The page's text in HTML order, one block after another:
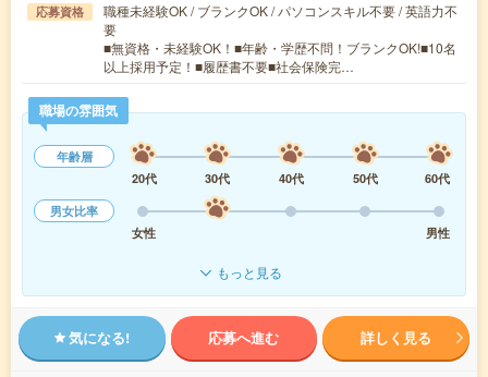
応募資格
職種未経験OK / ブランクOK / パソコンスキル不要 / 英語力不
要
■無資格・未経験OK！■年齢・学歴不問！ブランクOK!■10名
以上採用予定！■履歴書不要■社会保険完…
職場の雰囲気
年齢層
20代
30代 40代 50代
60代
男女比率
女性
男性
もっと見る
気になる! 応募へ進む 詳しく見る